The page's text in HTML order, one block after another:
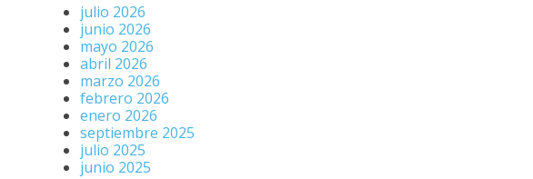
julio 2026
junio 2026
mayo 2026
abril 2026
marzo 2026
febrero 2026
enero 2026
septiembre 2025
julio 2025
junio 2025